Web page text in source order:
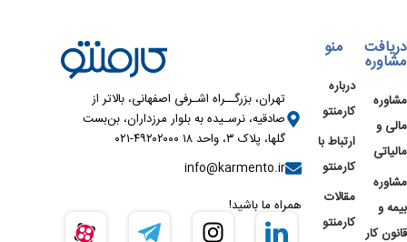
دریافت
مشاوره
مشاوره
مالی و
مالیاتی
مشاوره
بیمه و
قانون کار
منو
درباره
کارمنتو
ارتباط با
کارمنتو
مقالات
کارمنتو
تهران، بزرگــراه اشـرفی اصفهانی، بالاتر از
صادقیه، نرسـیده به بلوار مرزداران، بن‌بست
گلها، پلاک ۳، واحد ۱۸ ۴۹۲۰۲۰۰۰-۰۲۱
info@karmento.ir
همراه ما باشید!